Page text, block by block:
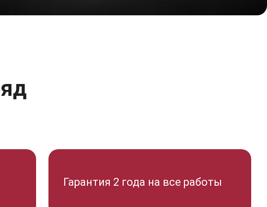
Гарантия 2 года на все работы